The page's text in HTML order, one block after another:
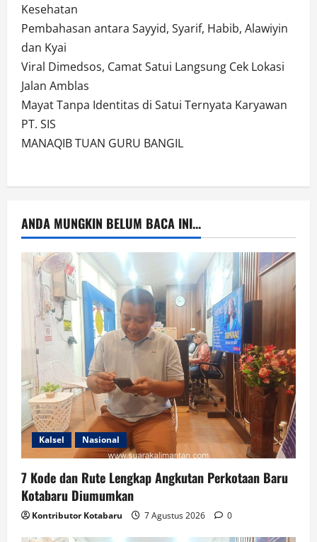
Kesehatan
Pembahasan antara Sayyid, Syarif, Habib, Alawiyin
dan Kyai
Viral Dimedsos, Camat Satui Langsung Cek Lokasi
Jalan Amblas
Mayat Tanpa Identitas di Satui Ternyata Karyawan
PT. SIS
MANAQIB TUAN GURU BANGIL
ANDA MUNGKIN BELUM BACA INI...
Kalsel Nasional
7 Kode dan Rute Lengkap Angkutan Perkotaan Baru
Kotabaru Diumumkan
Kontributor Kotabaru 7 Agustus 2026 0